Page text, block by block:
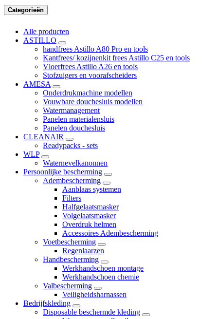
Categorieën
Alle producten
ASTILLO
handfrees Astillo A80 Pro en tools
Kantfrees/ kozijnenkit frees Astillo C25 en tools
Vloerfrees Astillo A26 en tools
Stofzuigers en voorafscheiders
AMESA
Onderdrukmachine modellen
Vouwbare douchesluis modellen
Watermanagement
Panelen materialensluis
Panelen douchesluis
CLEANAIR
Readypacks - sets
WLP
Waternevelkanonnen
Persoonlijke bescherming
Adembescherming
Aanblaas systemen
Filters
Halfgelaatsmasker
Volgelaatsmasker
Overdruk helmen
Accessoires Adembescherming
Voetbescherming
Regenlaarzen
Handbescherming
Werkhandschoen montage
Werkhandschoen chemie
Valbescherming
Veiligheidsharnassen
Bedrijfskleding
Disposable beschermde kleding